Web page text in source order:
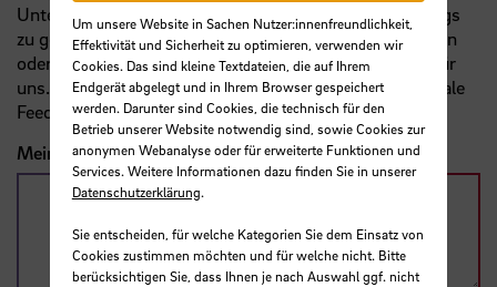
Unterstützung bei der Organisation des (Studien)Alltags
zu geben. Ihre Rückmeldung zu Wünschen, Anregungen
oder auch Bedenken sind wichtige Erfahrungswerte für
uns. Wenn Sie möchten, nutzen Sie gerne unsere digitale
Feedback-Box, um mit uns in Kontakt zu treten.
Meine Wünsche, Anregungen oder auch Bedenken:
Um unsere Website in Sachen Nutzer:innenfreundlichkeit,
Effektivität und Sicherheit zu optimieren, verwenden wir
Cookies. Das sind kleine Textdateien, die auf Ihrem
Endgerät abgelegt und in Ihrem Browser gespeichert
werden. Darunter sind Cookies, die technisch für den
Betrieb unserer Website notwendig sind, sowie Cookies zur
anonymen Webanalyse oder für erweiterte Funktionen und
Services. Weitere Informationen dazu finden Sie in unserer
Datenschutzerklärung.
Sie entscheiden, für welche Kategorien Sie dem Einsatz von
Cookies zustimmen möchten und für welche nicht. Bitte
berücksichtigen Sie, dass Ihnen je nach Auswahl ggf. nicht